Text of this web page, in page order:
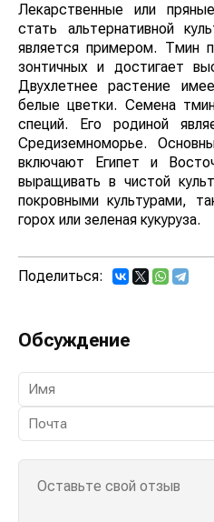
Лекарственные или
стать альтернативной
является примером. Тмин
зонтичных и достигает
Двухлетнее растение
белые цветки. Семена
специй. Его родиной
Средиземноморье.
включают Египет и
выращивать в чистой
покровными культурами,
горох или зеленая кукуруза.
Поделиться:
Обсуждение